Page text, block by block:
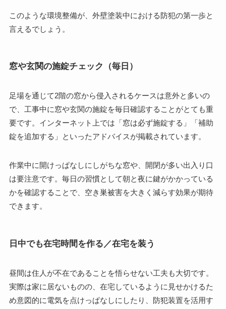
このような環境整備が、外壁塗装中における防犯の第一歩と
言えるでしょう。
窓や玄関の施錠チェック（毎日）
足場を通じて2階の窓から侵入されるケースは意外と多いの
で、工事中に窓や玄関の施錠を毎日確認することがとても重
要です。インターネット上では「窓は必ず施錠する」「補助
錠を追加する」といったアドバイスが掲載されています。
作業中に開けっぱなしにしがちな窓や、開閉が多い出入り口
は要注意です。毎日の習慣として朝と夜に鍵がかかっている
かを確認することで、空き巣被害を大きく減らす効果が期待
できます。
日中でも在宅時間を作る／在宅を装う
昼間は住人が不在であることを悟らせない工夫も大切です。
実際は家に居ないものの、在宅しているように見せかけるた
め意図的に電気を点けっぱなしにしたり、防犯装置を活用す